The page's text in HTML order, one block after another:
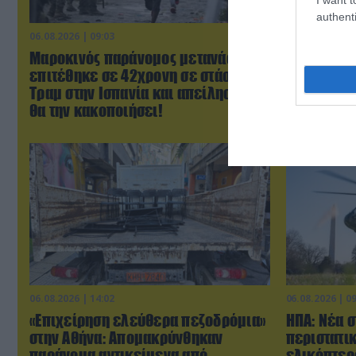
06.08.2026 | 09:03
Μαροκινός παράνομος μετανάστης
επιτέθηκε σε 42χρονη σε στάση
Τραμ στην Ισπανία και απείλησε ότι
θα την κακοποιήσει!
μητέρας
πριν από
παιδιών
06.08.2026 | 14:02
«Επιχείρηση ελεύθερα πεζοδρόμια»
στην Αθήνα: Απομακρύνθηκαν
06.08.2026 |
ΗΠΑ: Nέα